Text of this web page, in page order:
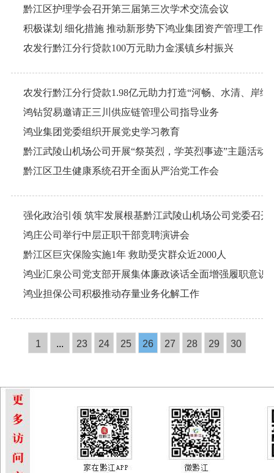
黔江区护理学会召开第三届第三次学术交流会议
积极谋划 细化措施 推动新形势下鸿业集团资产管理工作
农发行黔江分行贷款100万元助力金溪镇乡村振兴
农发行黔江分行贷款1.98亿元助力打造“河畅、水清、岸绿
鸿钻贸易邀请正三川供应链管理公司指导业务
鸿业集团党委组织开展党史学习教育
黔江武陵山机场公司开展“祭英烈，学英烈事迹”主题活动
黔江区卫生健康系统召开全面从严治党工作会
鸿庄公司举行中层正职干部竞聘演讲会
黔江区巨灾保险实施1年 救助受灾群众近2000人
鸿业汇泉公司党支部开展集体廉政谈话全面增强履职意识
鸿业担保公司积极推动存量业务化解工作
1 ... 23 24 25 26 27 28 29 30